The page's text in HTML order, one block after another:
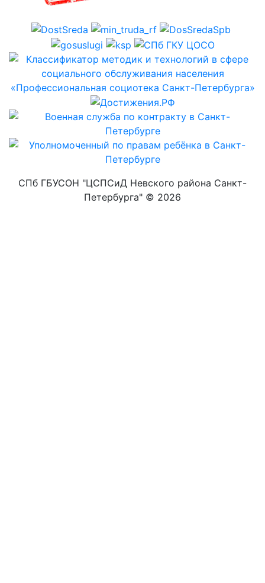
СПб ГБУСОН "ЦСПСиД Невского района Санкт-
Петербурга" © 2026